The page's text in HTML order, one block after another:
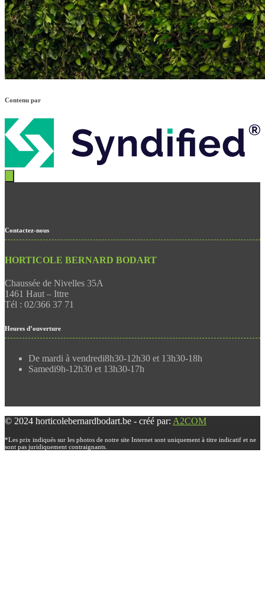
Contenu par
Contactez-nous
HORTICOLE BERNARD BODART
Chaussée de Nivelles 35A
1461 Haut – Ittre
Tél : 02/366 37 71
Heures d’ouverture
De mardi à vendredi8h30-12h30 et 13h30-18h
Samedi9h-12h30 et 13h30-17h
© 2024 horticolebernardbodart.be - créé par: A2COM
*Les prix indiqués sur les photos de notre site Internet sont uniquement à titre indicatif et ne
sont pas juridiquement contraignants.